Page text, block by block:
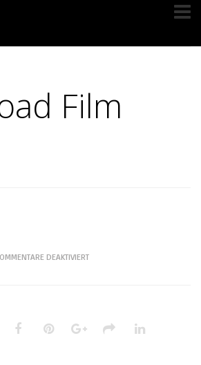
Film
DEAKTIVIERTFÜR